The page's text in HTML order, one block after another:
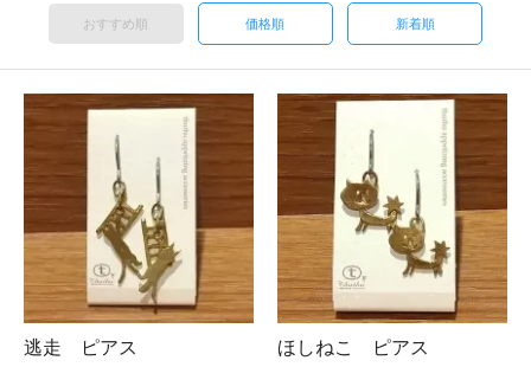
おすすめ順 価格順 新着順
逃走 ピアス
ほしねこ ピアス